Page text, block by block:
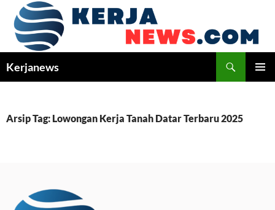
Langsung
Kerjanews
Arsip Tag: Lowongan Kerja Tanah Datar Terbaru 2025